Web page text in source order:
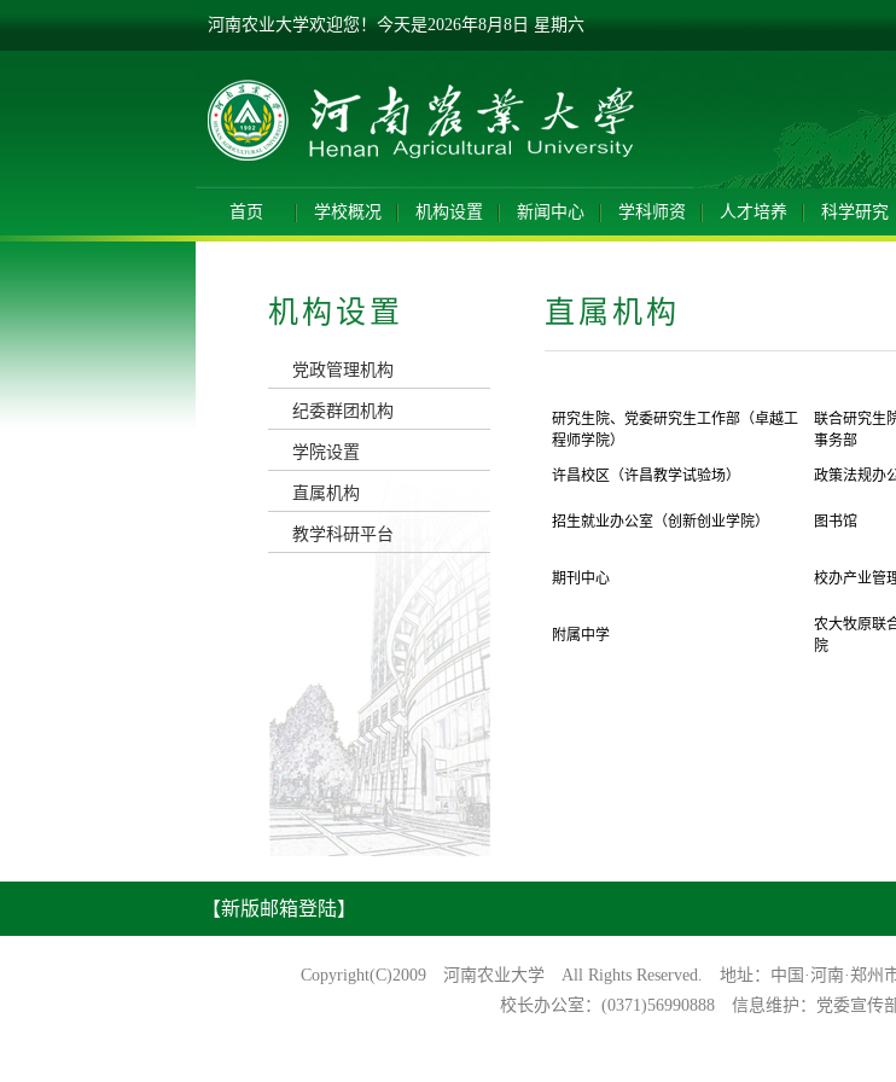
河南农业大学欢迎您！ 今天是2026年8月8日 星期六
首页 学校概况 机构设置 新闻中心 学科师资 人才培养 科学研究
机构设置
党政管理机构
纪委群团机构
学院设置
直属机构
教学科研平台
直属机构
研究生院、党委研究生工作部 （卓越工
程师学院）
联合研究生
事务部
许昌校区（许昌教学试验场） 政策法规办
招生就业办公室（创新创业学院） 图书馆
期刊中心 校办产业管
附属中学
农大牧原联
院
【新版邮箱登陆】
Copyright(C)2009 河南农业大学 All Rights Reserved. 地址：中国·河南·郑州市
校长办公室：(0371)56990888 信息维护：党委宣传